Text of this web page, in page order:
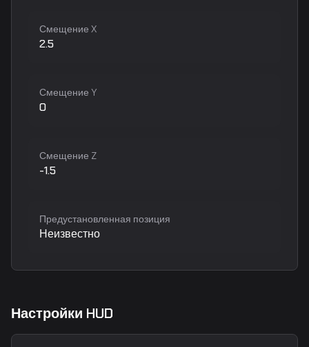
Смещение X
2.5
Смещение Y
0
Смещение Z
-1.5
Предустановленная позиция
Неизвестно
Настройки HUD